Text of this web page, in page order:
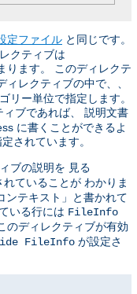
定ファイル と同じです。
クティブは
ります。 このディレクテ
レクティブの中で、、
リー単位で指定します。
ブであれば、 説明文書
に書くことができるよ
されています。
ブの説明を 見る
ていることが わかりま
ンテキスト」と書かれて
いる行には FileInfo
のディレクティブが有効
FileInfo が設定さ